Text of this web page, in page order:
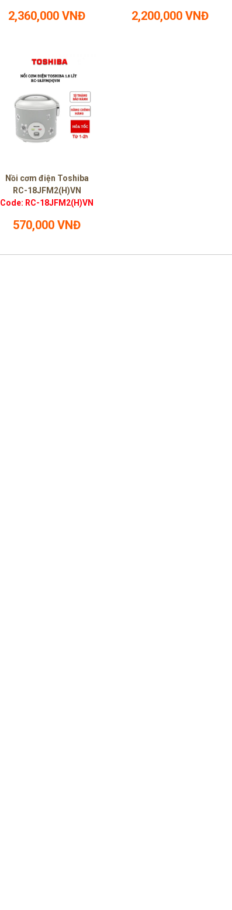
2,360,000 VNĐ 2,200,000 VNĐ
Nồi cơm điện Toshiba
RC-18JFM2(H)VN
Code: RC-18JFM2(H)VN
570,000 VNĐ